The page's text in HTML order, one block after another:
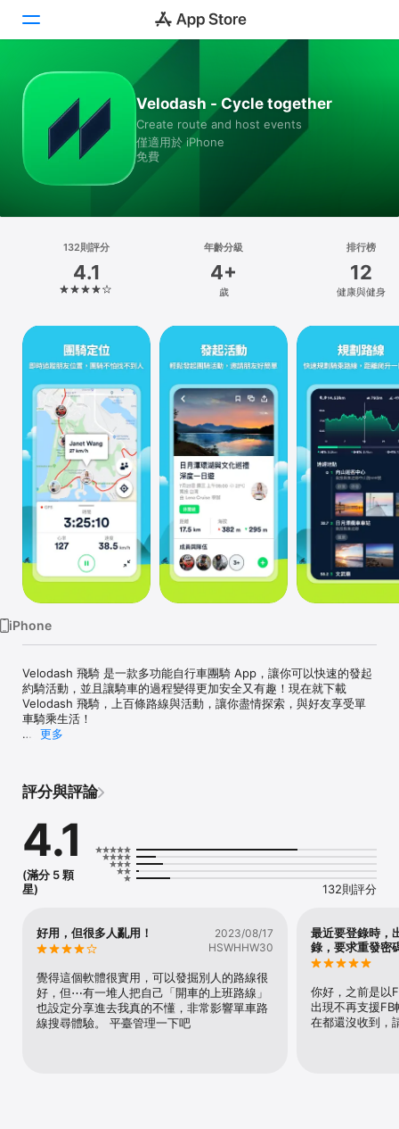
遊戲
App
搜尋
iPhone
iPad
Vision
Watch
TV
Velodash - Cycle together
Create route and host events
僅適用於 iPhone
免費
132則評分
4.1
年齡分級
4+
歲
排行榜
12
健康與健身
iPhone
Velodash 飛騎 是一款多功能自行車團騎 App，讓你可以快速的發起
約騎活動，並且讓騎車的過程變得更加安全又有趣！現在就下載
Velodash 飛騎，上百條路線與活動，讓你盡情探索，與好友享受單
車騎乘生活！
〖 主要功能特色 〗
路線規劃
輕鬆規劃騎乘路線，自行安排中途點位置，畫出你專屬的自行車路
線！
路段分析
發起活動
快速發起約騎活動，建立路線、休息點、天氣等團騎詳細資訊，即時
向夥伴更新資訊。
活動群聊
隨時聯絡團騎好友，和隊友討論活動行程、互相交流，並認識更多熱
更多
評分與評論
4.1
(滿分 5 顆
星)
132則評分
好用，但很多人亂用！
2023/08/17
HSWHHW30
覺得這個軟體很實用，可以發掘別人的路線很
好，但⋯有一堆人把自己「開車的上班路線」
也設定分享進去我真的不懂，非常影響單車路
線搜尋體驗。 平臺管理一下吧
最近要登錄時，
錄，要求重發密
你好，之前是以
出現不再支援FB
在都還沒收到，